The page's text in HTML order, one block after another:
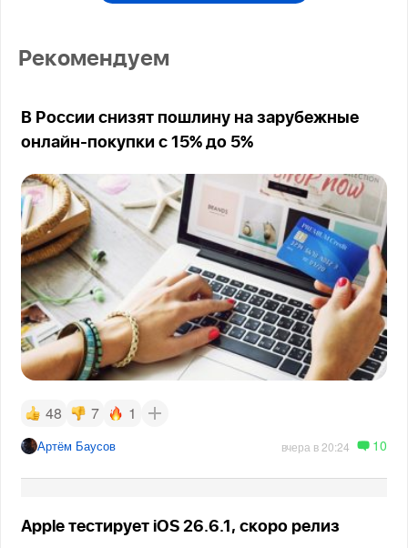
Рекомендуем
В России снизят пошлину на зарубежные
онлайн-покупки с 15% до 5%
48 7 1
Артём Баусов вчера в 20:24 10
Apple тестирует iOS 26.6.1, скоро релиз